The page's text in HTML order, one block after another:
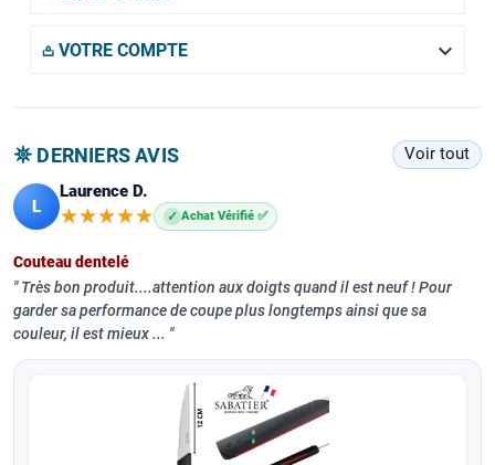
𖡌 VOTRE COMPTE 
𖤓 DERNIERS AVIS Voir tout
L
Laurence D.
★★★★★
★★★★★ ✓ Achat Vérifié ✅
Couteau dentelé
Très bon produit....attention aux doigts quand il est neuf ! Pour
garder sa performance de coupe plus longtemps ainsi que sa
couleur, il est mieux ...